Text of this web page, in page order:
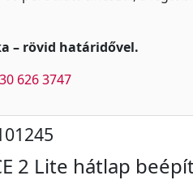
– rövid határidővel.
626 3747
2 Lite hátlap